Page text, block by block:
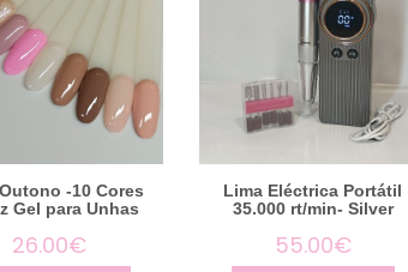
-10 Cores
Gel para Unhas
26.00€
Lima Eléctrica Portátil
35.000 rt/min- Silver
55.00€